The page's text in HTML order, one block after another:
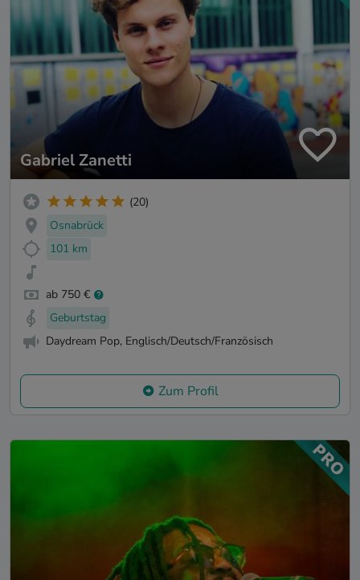
Gabriel Zanetti
(20)
Osnabrück
101 km
ab 750 €
Geburtstag
Daydream Pop, Englisch/Deutsch/Französisch
Zum Profil